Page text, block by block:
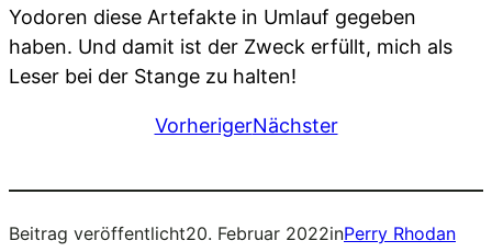
Yodoren diese Artefakte in Umlauf gegeben
haben. Und damit ist der Zweck erfüllt, mich als
Leser bei der Stange zu halten!
VorherigerNächster
Beitrag veröffentlicht20. Februar 2022inPerry Rhodan